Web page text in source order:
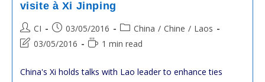
Où
Trouve
Tracé
Frontière
visite à Xi Jinping
Post
author:
CI
Post
published:
03/05/2016
Post
category:
China / Chine / Laos
Post
modified:
03/05/2016
Reading1 min read
China's Xi holds talks with Lao leader to enhance ties